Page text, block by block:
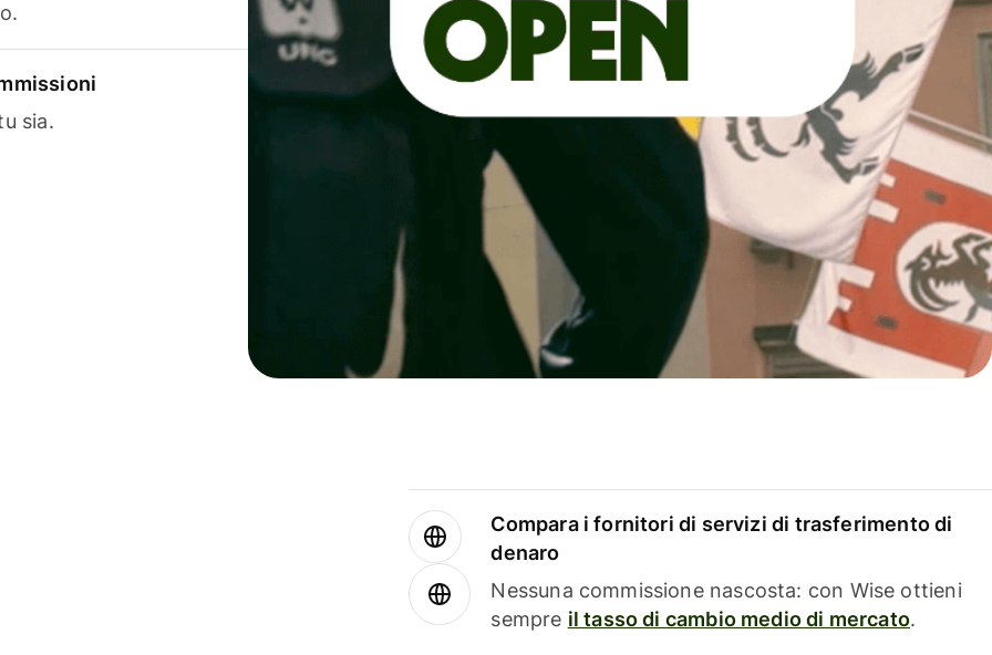
sia.
Compara i fornitori di servizi di trasferimento di
denaro
Nessuna commissione nascosta: con Wise ottieni
sempre il tasso di cambio medio di mercato.